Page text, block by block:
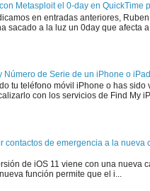
Metasploit el 0-day en QuickTime
en entradas anteriores,
sacado a la luz un 0day que afecta a
Número de Serie de un iPhone o
tu teléfono móvil iPhone o has sido
con los servicios de Find My
contactos de emergencia a la nueva
de iOS 11 viene con una nueva
función permite que el i...